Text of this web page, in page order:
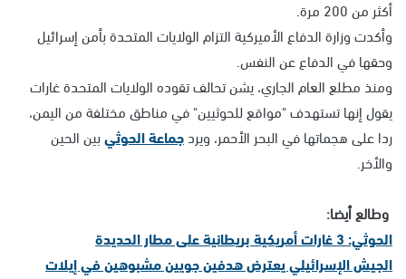
أكثر من 200 مرة.
وأكدت وزارة الدفاع الأميركية التزام الولايات المتحدة بأمن إسرائيل
وحقها في الدفاع عن النفس.
ومنذ مطلع العام الجاري، يشن تحالف تقوده الولايات المتحدة غارات
يقول إنها تستهدف "مواقع للحوثيين" في مناطق مختلفة من اليمن،
ردا على هجماتها في البحر الأحمر، ويردجماعة الحوثيبين الحين
والأخر.
وطالع أيضا:
الحوثي: 3 غارات أمريكية بريطانية على مطار الحديدة
الجيش الإسرائيلي يعترض هدفين جويين مشبوهين في إيلات